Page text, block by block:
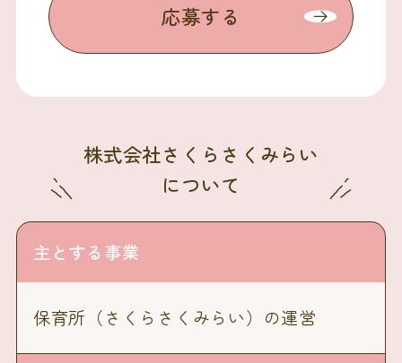
応募する
株式会社さくらさくみらい
について
主とする事業
保育所（さくらさくみらい）の運営